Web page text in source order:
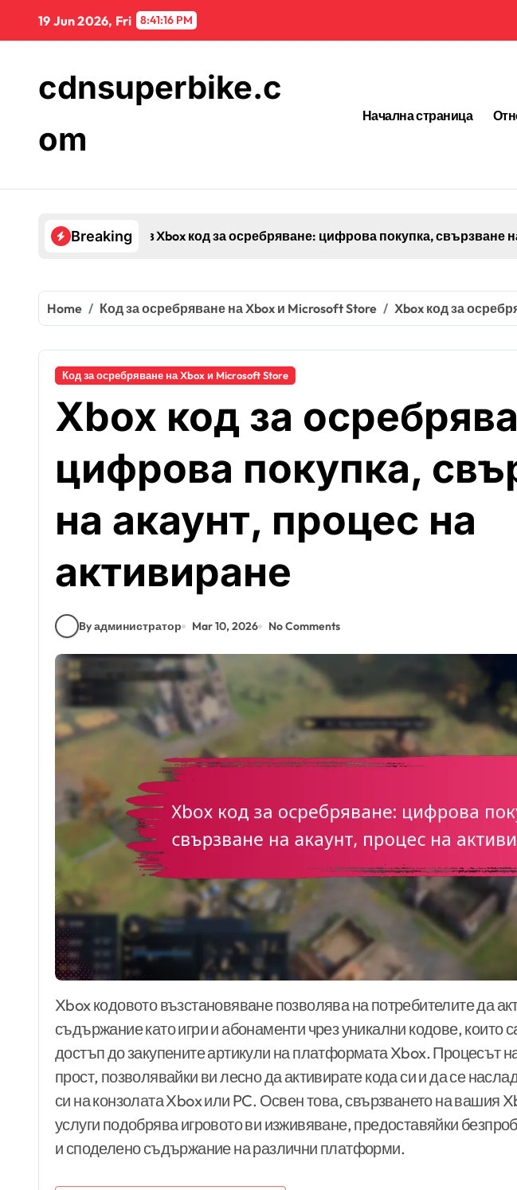
content
19 Jun 2026, Fri 8:41:17 PM
cdnsuperbike.c
om
Начална страница
Breaking
процес на активиране
Home Код за осребряване на Xbox и Microsoft Store Xbox код за
Код за осребряване на Xbox и Microsoft Store
Xbox код за
цифрова покупка,
на акаунт, процес на
активиране
By администратор Mar 10, 2026 No Comments
Xbox кодовото възстановяване позволява на потребителите да активират цифрово
съдържание като игри и абонаменти чрез уникални кодове, които
достъп до закупените артикули на платформата Xbox. Процесът
прост, позволявайки ви лесно да активирате кода си и да се
си на конзолата Xbox или PC. Освен това, свързването на вашия
услуги подобрява игровото ви изживяване, предоставяйки
и споделено съдържание на различни платформи.